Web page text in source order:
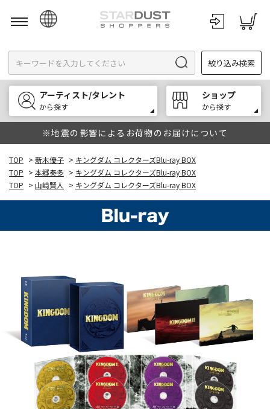
English
한국어
中文
絞り込み検索
アーティスト/タレント
から探す
ショップ
から探す
※地震の影響によるお荷物のお届けについて
TOP > 新木優子 > キングダム コレクターズBlu-ray BOX
TOP > 本郷奏多 > キングダム コレクターズBlu-ray BOX
TOP > 山﨑賢人 > キングダム コレクターズBlu-ray BOX